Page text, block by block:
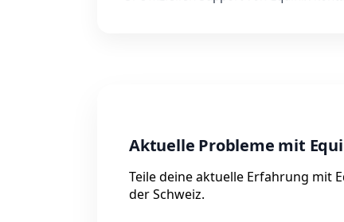
Aktuelle Probleme mit
Teile deine aktuelle Erfahrung mit
der Schweiz.